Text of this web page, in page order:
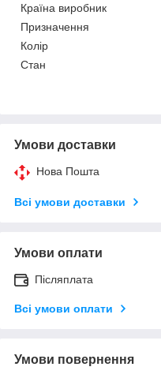
Країна виробник
Призначення
Колір
Стан
Умови доставки
Нова Пошта
Всі умови доставки
Умови оплати
Післяплата
Всі умови оплати
Умови повернення